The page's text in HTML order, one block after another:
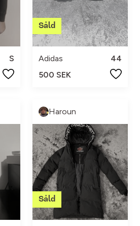
S
Adidas
44
500 SEK
Haroun